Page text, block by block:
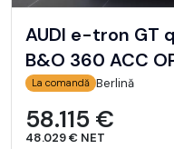
AUDI e-tron GT
B&O 360 ACC
La comandă Berlină
58.115 €
48.029 € NET